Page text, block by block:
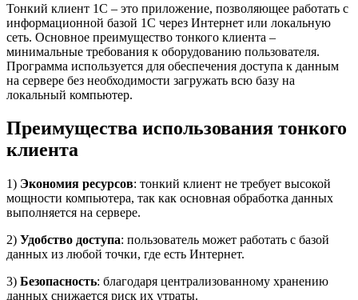
Тонкий клиент 1С – это приложение, позволяющее работать с
информационной базой 1С через Интернет или локальную
сеть. Основное преимущество тонкого клиента –
минимальные требования к оборудованию пользователя.
Программа используется для обеспечения доступа к данным
на сервере без необходимости загружать всю базу на
локальный компьютер.
Преимущества использования тонкого
клиента
1) Экономия ресурсов: тонкий клиент не требует высокой
мощности компьютера, так как основная обработка данных
выполняется на сервере.
2) Удобство доступа: пользователь может работать с базой
данных из любой точки, где есть Интернет.
3) Безопасность: благодаря централизованному хранению
данных снижается риск их утраты.